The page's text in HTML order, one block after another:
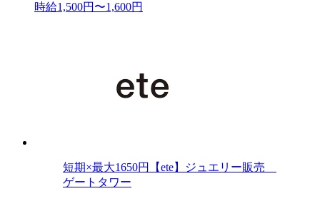
時給1,500円〜1,600円
短期×最大1650円【ete】ジュエリー販売
ゲートタワー